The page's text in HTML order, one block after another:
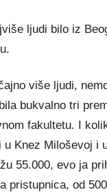
ljudi bilo iz
više ljudi,
bukvalno tri
fakultetu. I
Knez Miloševoj i
55.000, evo ja
pristupnica, od